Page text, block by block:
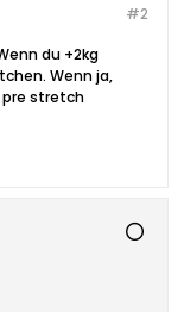
#2
du +2kg
Wenn ja,
pre stretch